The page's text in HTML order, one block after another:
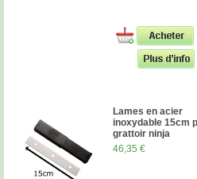
Lames en acier
inoxydable 15cm
grattoir ninja
46,35 €